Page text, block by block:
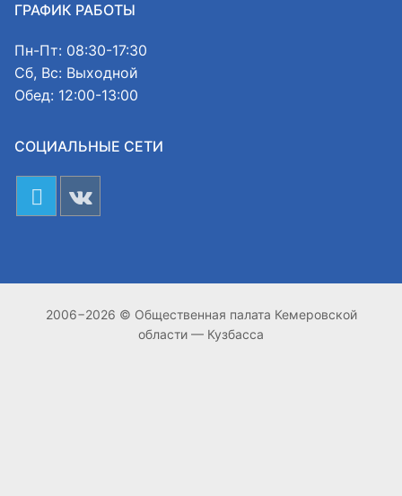
ГРАФИК РАБОТЫ
Пн-Пт: 08:30-17:30
Сб, Вс: Выходной
Обед: 12:00-13:00
СОЦИАЛЬНЫЕ СЕТИ
2006−2026 © Общественная палата Кемеровской
области — Кузбасса